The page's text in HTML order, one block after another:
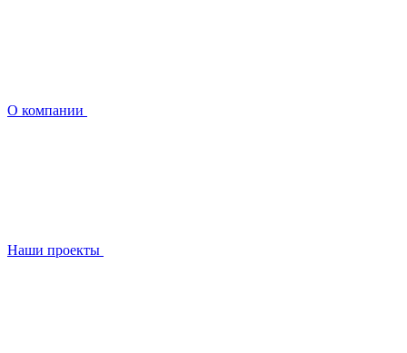
О компании
Наши проекты